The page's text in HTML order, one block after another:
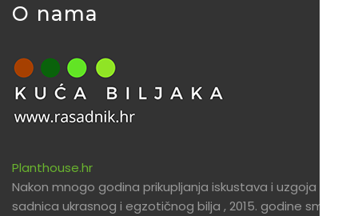
O nama
Planthouse.hr
Nakon mnogo godina prikupljanja iskustava i uzgoja
sadnica ukrasnog i egzotičnog bilja , 2015. godine smo